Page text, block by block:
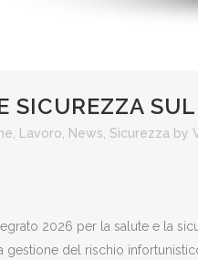
SICUREZZA
Lavoro News Sicurezza by
2026 per la salute e la
gestione del rischio